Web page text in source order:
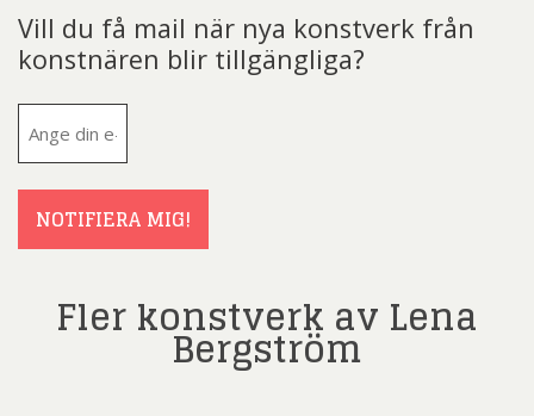
Vill du få mail när nya konstverk från
konstnären blir tillgängliga?
NOTIFIERA MIG!
Fler konstverk av Lena
Bergström